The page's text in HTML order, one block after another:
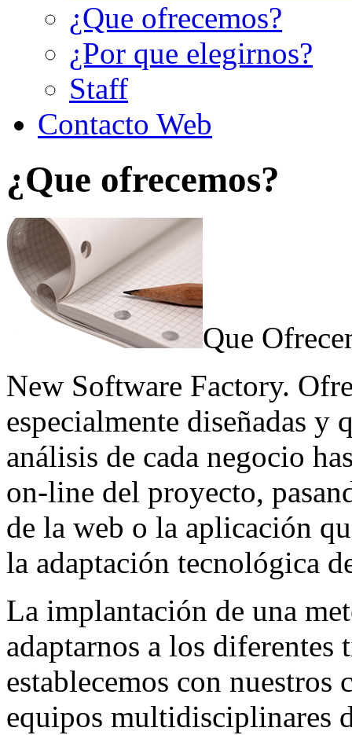
¿Que ofrecemos?
¿Por que elegirnos?
Staff
Contacto Web
¿Que ofrecemos?
Que
New Software Factory.
especialmente diseñadas y
análisis de cada negocio
on-line del proyecto,
de la web o la aplicación
la adaptación tecnológica
La implantación de una
adaptarnos a los diferentes
establecemos con
equipos multidisciplinares